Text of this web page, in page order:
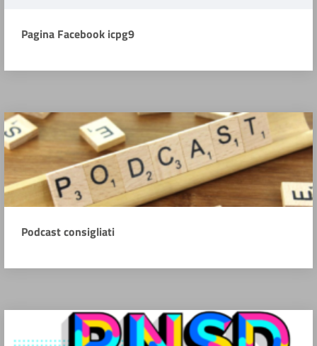
Pagina Facebook icpg9
Podcast consigliati